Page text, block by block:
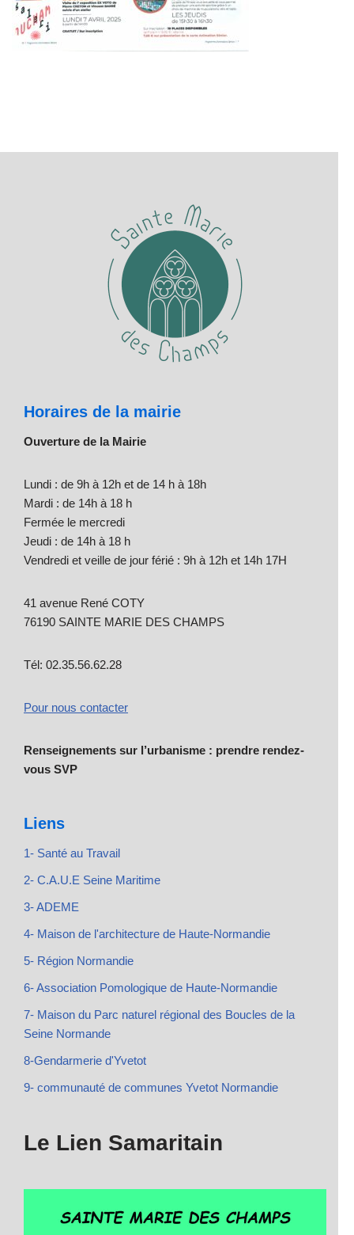
Horaires de la mairie
Ouverture de la Mairie
Lundi : de 9h à 12h et de 14 h à 18h
Mardi : de 14h à 18 h
Fermée le mercredi
Jeudi : de 14h à 18 h
Vendredi et veille de jour férié : 9h à 12h et 14h 17H
41 avenue René COTY
76190 SAINTE MARIE DES CHAMPS
Tél: 02.35.56.62.28
Pour nous contacter
Renseignements sur l’urbanisme : prendre rendez-
vous SVP
Liens
1- Santé au Travail
2- C.A.U.E Seine Maritime
3- ADEME
4- Maison de l'architecture de Haute-Normandie
5- Région Normandie
6- Association Pomologique de Haute-Normandie
7- Maison du Parc naturel régional des Boucles de la
Seine Normande
8-Gendarmerie d'Yvetot
9- communauté de communes Yvetot Normandie
Le Lien Samaritain